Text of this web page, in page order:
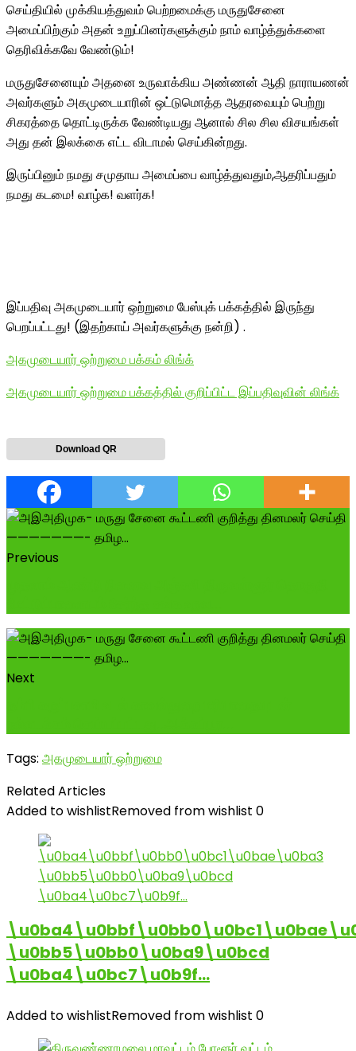
செய்தியில் முக்கியத்துவம் பெற்றமைக்கு மருதுசேனை
அமைப்பிற்கும் அதன் உறுப்பினர்களுக்கும் நாம் வாழ்த்துக்களை
தெரிவிக்கவே வேண்டும்!
மருதுசேனையும் அதனை உருவாக்கிய அண்ணன் ஆதி நாராயணன்
அவர்களும் அகமுடையாரின் ஒட்டுமொத்த ஆதரவையும் பெற்று
சிகரத்தை தொட்டிருக்க வேண்டியது ஆனால் சில சில விசயங்கள்
அது தன் இலக்கை எட்ட விடாமல் செய்கின்றது.
இருப்பினும் நமது சமுதாய அமைப்பை வாழ்த்துவதும்,ஆதரிப்பதும்
நமது கடமை! வாழ்க! வளர்க!
இப்பதிவு அகமுடையார் ஒற்றுமை பேஸ்புக் பக்கத்தில் இருந்து
பெறப்பட்டது! (இதற்காய் அவர்களுக்கு நன்றி) .
அகமுடையார் ஒற்றுமை பக்கம் லிங்க்
அகமுடையார் ஒற்றுமை பக்கத்தில் குறிப்பிட்ட இப்பதிவுவின் லிங்க்
Download QR
Previous
Next
Tags: அகமுடையார் ஒற்றுமை
Related Articles
Added to wishlistRemoved from wishlist 0
\u0bb5\u0bb0\u0ba9\u0bcd
\u0ba4\u0bc7\u0b9f…
Added to wishlistRemoved from wishlist 0